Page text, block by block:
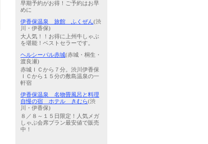
早期予約がお得！ご予約はお早
めに
伊香保温泉 旅館 ふくぜん(渋
川・伊香保)
大人気！！お得に上州牛しゃぶ
を堪能！ベストセラーです。
ヘルシーパル赤城(赤城・桐生・
渡良瀬)
赤城ＩＣから７分。渋川伊香保
ＩＣから１５分の敷島温泉の一
軒宿
伊香保温泉 名物畳風呂と料理
自慢の宿 ホテル きむら(渋
川・伊香保)
８／８～１５日限定！人気メガ
しゃぶ会席プラン最安値で販売
中！